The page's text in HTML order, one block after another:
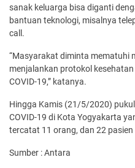
sanak keluarga bisa diganti
bantuan teknologi, misalnya
call.
“Masyarakat diminta mematuhi
menjalankan protokol
COVID-19,” katanya.
Hingga Kamis (21/5/2020)
COVID-19 di Kota Yogyakarta
tercatat 11 orang, dan 22
Sumber : Antara